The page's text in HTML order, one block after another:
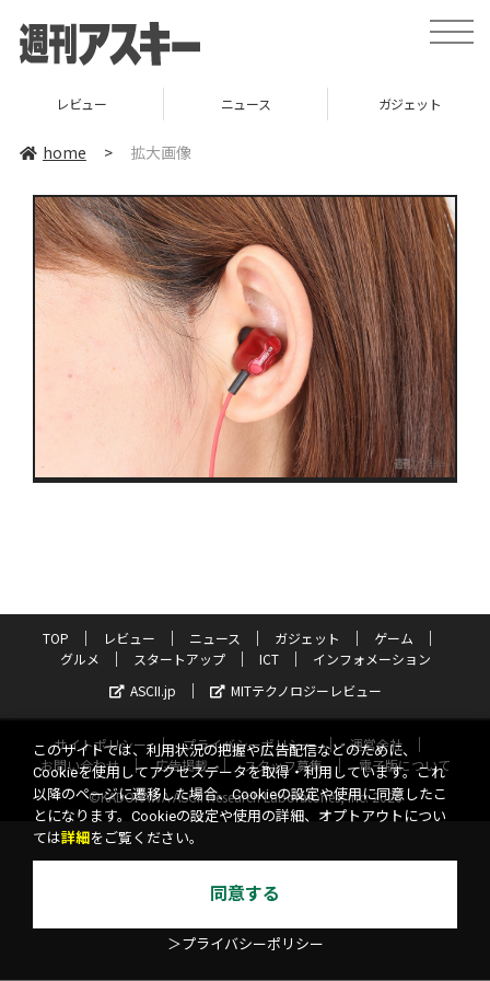
toggle
レビュー ニュース ガジェット
home > 拡大画像
TOP レビュー ニュース ガジェット
ゲーム
グルメ
スタートアップ ICT
インフォメーション
ASCII.jp
MITテクノロジーレビュー
サイトポリシー プライバシーポリシー
運営会社
お問い合わせ
広告掲載 スタッフ募集
電子版について
©KADOKAWA ASCII Research Laboratories, Inc. 2026
このサイトでは、利用状況の把握や広告配信などのために、
Cookieを使用してアクセスデータを取得・利用しています。これ
以降のページに遷移した場合、Cookieの設定や使用に同意したこ
とになります。Cookieの設定や使用の詳細、オプトアウトについ
ては詳細 をご覧ください。
同意する
＞プライバシーポリシー